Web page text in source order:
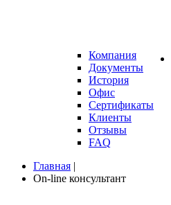
Компания
Документы
История
Офис
Сертификаты
Клиенты
Отзывы
FAQ
Главная |
On-line консультант